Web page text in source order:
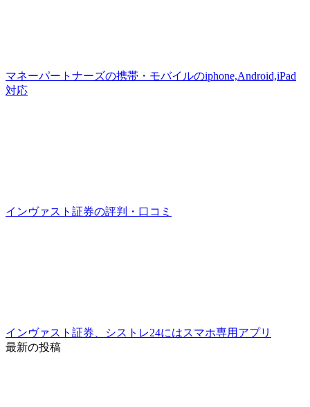
マネーパートナーズの携帯・モバイルのiphone,Android,iPad
対応
インヴァスト証券の評判・口コミ
インヴァスト証券、シストレ24にはスマホ専用アプリ
最新の投稿